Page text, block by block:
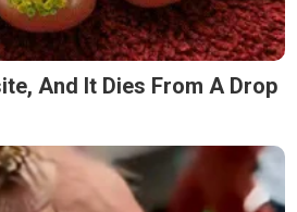
And It Dies From A Drop